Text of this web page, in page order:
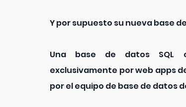
Y por supuesto su nueva base
Una base de datos SQL
exclusivamente por web apps
por el equipo de base de datos